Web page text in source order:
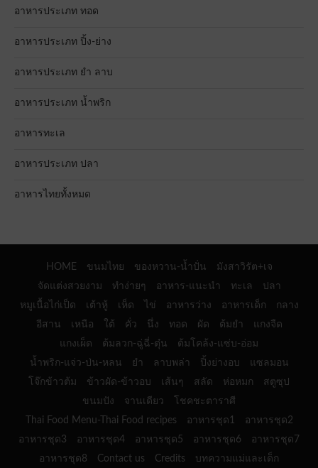
อาหารประเภท ทอด
อาหารประเภท ปิ้ง-ย่าง
อาหารประเภท ยำ ลาบ
อาหารประเภท น้ำพริก
อาหารทะเล
อาหารประเภท ปลา
อาหารไทยทั้งหมด
HOME ขนมไทย ของหวาน-น้ำปั่น
มังสาวิรัต+เจ
จัดแต่งสวยงาม
ทำง่ายๆ อาหาร-แนะนำ ทะเล
ปลา
หมูเนื้อไก่เป็ด
เต้าหู้ เห็ด ไข่ อาหารว่าง อาหารเด็ก
กลาง
อีสาน
เหนือ ใต้ คั่ว นึ่ง ทอด ผัด ต้มยำ
แกงจืด
แกงเผ็ด
ต้มลวก-ฉู่ฉี่-ตุ๋น
ต้มโคล้ง-แซ่บ-อ่อม
น้ำพริก-แจ่ว-ป่น-หลน
ยำ ลาบพล่า ปิ้งย่างอบ
แซลมอน
โจ๊กข้าวต้ม
ข้าวผัด-ข้าวอบ เส้นๆ สลัด ห่อหมก
สตูซุป
ขนมปัง
จานเดียว
โชคชะตาราศี
Thai Food Menu-Thai Food recipes
อาหารชุด1
อาหารชุด2
อาหารชุด3
อาหารชุด4 อาหารชุด5 อาหารชุด6
อาหารชุด7
อาหารชุด8
Contact us Credits บทความแม่และเด็ก